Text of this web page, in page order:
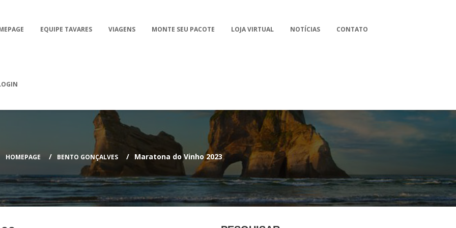
EQUIPE TAVARES VIAGENS MONTE SEU PACOTE LOJA VIRTUAL NOTÍCIAS CONTATO
HOMEPAGE BENTO GONÇALVES Maratona do Vinho 2023